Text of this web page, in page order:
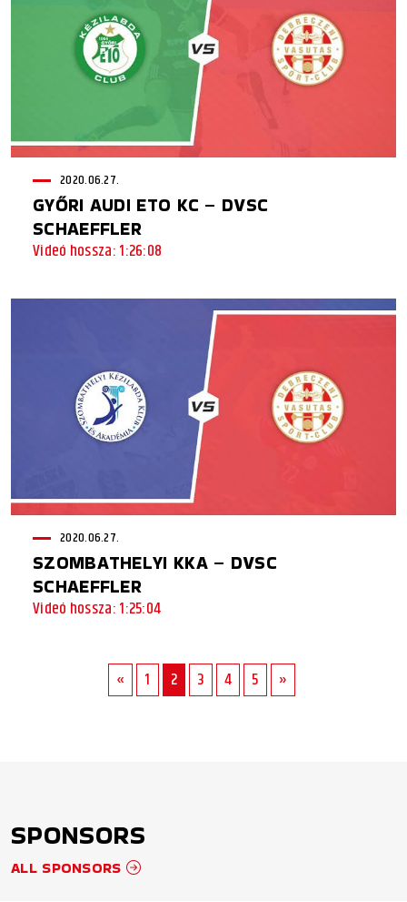
2020.06.27.
GYŐRI AUDI ETO KC – DVSC
SCHAEFFLER
Videó hossza: 1:26:08
2020.06.27.
SZOMBATHELYI KKA – DVSC
SCHAEFFLER
Videó hossza: 1:25:04
« 1 2 3 4 5 »
SPONSORS
ALL SPONSORS